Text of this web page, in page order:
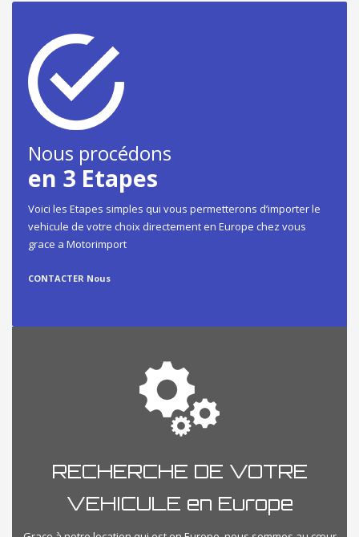
Nous procédons
en 3 Etapes
Voici les Etapes simples qui vous permetterons d’importer le
vehicule de votre choix directement en Europe chez vous
grace a Motorimport
CONTACTER Nous
RECHERCHE DE VOTRE
VEHICULE en Europe